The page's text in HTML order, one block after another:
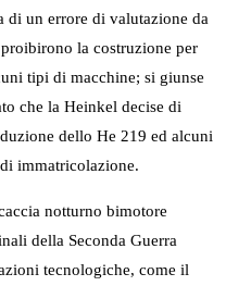
un errore di valutazione da
la costruzione per
tipi di macchine; si giunse
che la Heinkel decise di
dello He 219 ed alcuni
immatricolazione.
notturno bimotore
della Seconda Guerra
tecnologiche, come il